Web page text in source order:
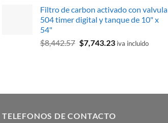
original
era:
actual
es:
Filtro de carbon activado con valvula
504 timer digital y tanque de 10" x
54"
$8,442.57 El
$7,743.23Eliva incluido
TELEFONOS DE CONTACTO